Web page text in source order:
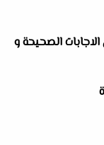
الصحيحة و